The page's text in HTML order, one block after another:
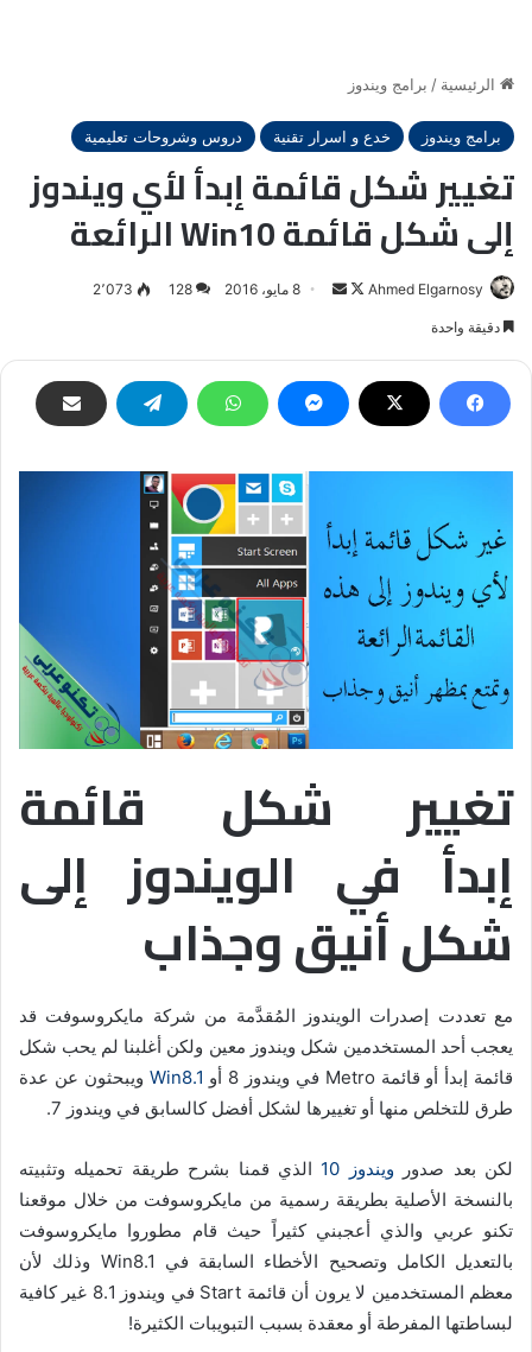
الرئيسية / برامج ويندوز
برامج ويندوز خدع و اسرار تقنية دروس وشروحات تعليمية
تغيير شكل قائمة إبدأ لأي ويندوز
إلى شكل قائمة Win10 الرائعة
Ahmed Elgarnosy
Followأرسل8 مايو، 2016 128 2٬073
دقيقة واحدة
تغيير شكل قائمة
إبدأ في الويندوز إلى
شكل أنيق وجذاب
مع تعددت إصدرات الويندوز المُقدَّمة من شركة مايكروسوفت قد
يعجب أحد المستخدمين شكل ويندوز معين ولكن أغلبنا لم يحب شكل
قائمة إبدأ أو قائمة Metro في ويندوز 8 أو
Win8.1 ويبحثون عن عدة
طرق للتخلص منها أو تغييرها لشكل أفضل كالسابق في ويندوز 7.
لكن بعد صدور ويندوز 10
الذي قمنا بشرح طريقة تحميله وتثبيته
بالنسخة الأصلية بطريقة رسمية من مايكروسوفت من خلال موقعنا
تكنو عربي والذي أعجبني كثيراً حيث قام مطوروا مايكروسوفت
بالتعديل الكامل وتصحيح الأخطاء السابقة في Win8.1 وذلك لأن
معظم المستخدمين لا يرون أن قائمة Start في ويندوز 8.1 غير كافية
لبساطتها المفرطة أو معقدة بسبب التبويبات الكثيرة!